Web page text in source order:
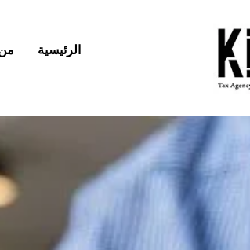
الرئيسية